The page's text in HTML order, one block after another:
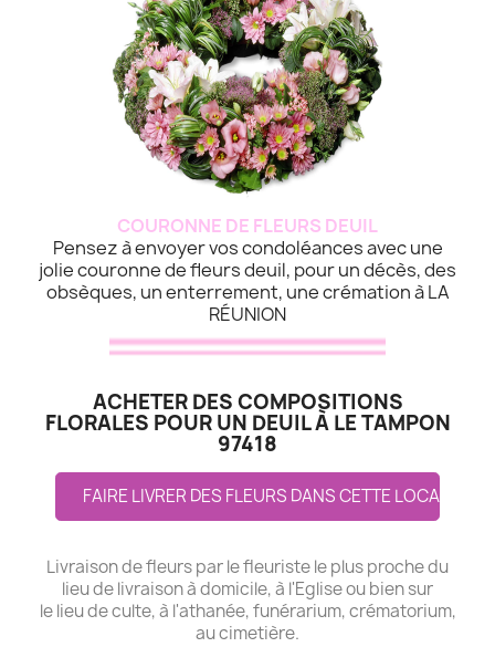
COURONNE DE FLEURS DEUIL
Pensez à envoyer vos condoléances avec une
jolie couronne de fleurs deuil, pour un décès, des
obsèques, un enterrement, une crémation à LA
RÉUNION
ACHETER DES COMPOSITIONS
FLORALES POUR UN DEUIL À LE TAMPON
97418
FAIRE LIVRER DES FLEURS DANS CETTE LOCALITE
Livraison de fleurs par le fleuriste le plus proche du
lieu de livraison à domicile, à l'Eglise ou bien sur
le lieu de culte, à l'athanée, funérarium, crématorium,
au cimetière.